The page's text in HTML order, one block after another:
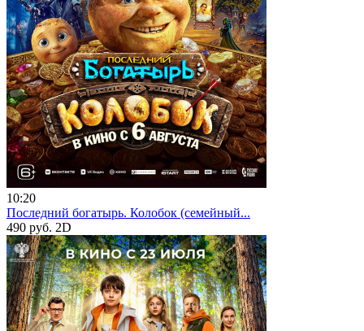
10:20
Последний богатырь. Колобок (семейный...
490 руб. 2D